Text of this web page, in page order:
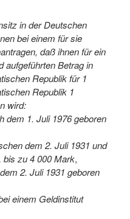
in der Deutschen
bei einem für sie
daß ihnen für ein
aufgeführten Betrag in
Republik für 1
Republik 1
wird:
dem 1. Juli 1976 geboren
dem 2. Juli 1931 und
bis zu 4 000 Mark,
2. Juli 1931 geboren
einem Geldinstitut